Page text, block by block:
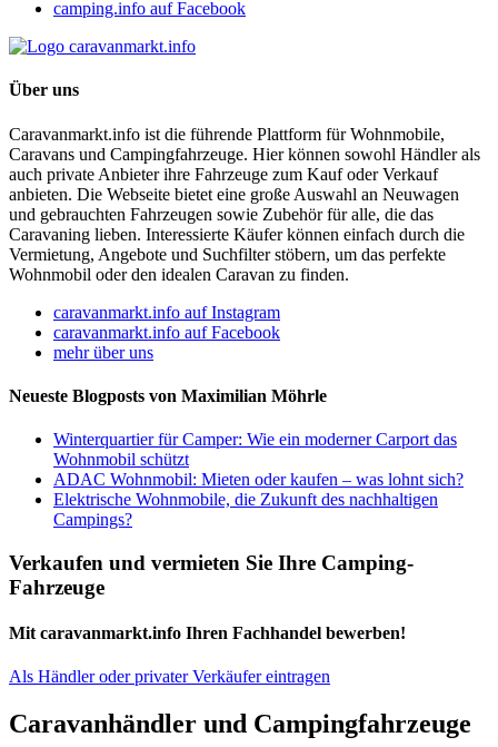
camping.info auf Facebook
Über uns
Caravanmarkt.info ist die führende Plattform für Wohnmobile,
Caravans und Campingfahrzeuge. Hier können sowohl Händler als
auch private Anbieter ihre Fahrzeuge zum Kauf oder Verkauf
anbieten. Die Webseite bietet eine große Auswahl an Neuwagen
und gebrauchten Fahrzeugen sowie Zubehör für alle, die das
Caravaning lieben. Interessierte Käufer können einfach durch die
Vermietung, Angebote und Suchfilter stöbern, um das perfekte
Wohnmobil oder den idealen Caravan zu finden.
caravanmarkt.info auf Instagram
caravanmarkt.info auf Facebook
mehr über uns
Neueste Blogposts von Maximilian Möhrle
Winterquartier für Camper: Wie ein moderner Carport das
Wohnmobil schützt
ADAC Wohnmobil: Mieten oder kaufen – was lohnt sich?
Elektrische Wohnmobile, die Zukunft des nachhaltigen
Campings?
Verkaufen und vermieten Sie Ihre Camping-
Fahrzeuge
Mit caravanmarkt.info Ihren Fachhandel bewerben!
Als Händler oder privater Verkäufer eintragen
Caravanhändler und Campingfahrzeuge